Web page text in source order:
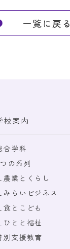
一覧に戻る
校案内
合学科
の系列
業とくらし
らいビジネス
とこども
とと福祉
別支援教育